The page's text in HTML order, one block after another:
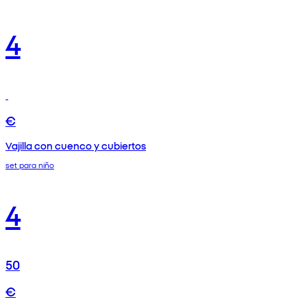
4
€
Vajilla con cuenco y cubiertos
set para niño
4
50
€